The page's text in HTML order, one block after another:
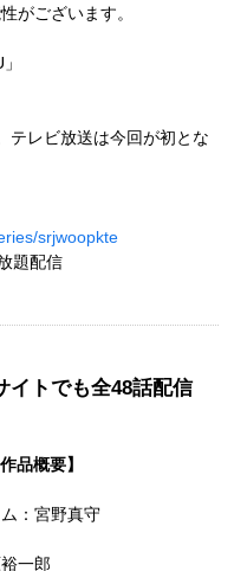
がございます。
レビ放送は今回が初とな
srjwoopkte
題配信
イトでも全48話配信
品概要】
：宮野真守
一郎